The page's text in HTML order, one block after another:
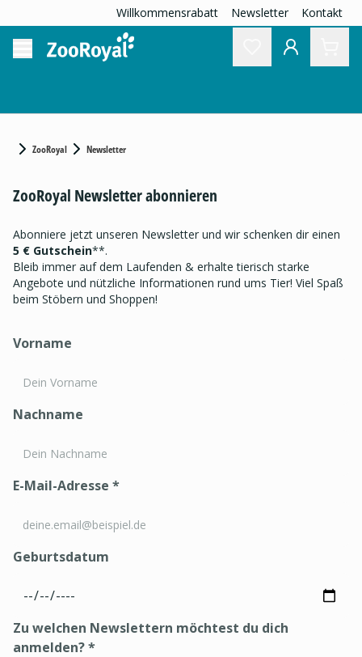
Willkommensrabatt Newsletter Kontakt
ZooRoyal Newsletter
ZooRoyal Newsletter abonnieren
Abonniere jetzt unseren Newsletter und wir schenken dir einen
5 € Gutschein**.
Bleib immer auf dem Laufenden & erhalte tierisch starke
Angebote und nützliche Informationen rund ums Tier! Viel Spaß
beim Stöbern und Shoppen!
Vorname
Nachname
E-Mail-Adresse *
Geburtsdatum
Zu welchen Newslettern möchtest du dich
anmelden?*